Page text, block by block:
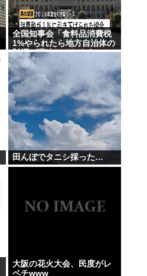
全国知事会「食料品消費税
1%やられたら地方自治体の
財源が逼迫してしまう 」…
この流れ地方税増税するし
かないよ、もう
田んぼでタニシ採った…
大阪の花火大会、民度がレ
ベチwww